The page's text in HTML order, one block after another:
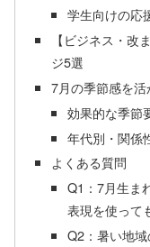
学生向けの応
【ビジネス・改
ジ5選
7月の季節感を
効果的な季節
年代別・関係
よくある質問
Q1：7月生ま
表現を使って
Q2：暑い地